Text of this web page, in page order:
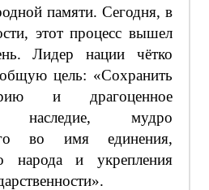
памяти. Сегодня, в
этот процесс вышел
Лидер нации чётко
цель: «Сохранить
и драгоценное
наследие, мудро
во имя единения,
народа и укрепления